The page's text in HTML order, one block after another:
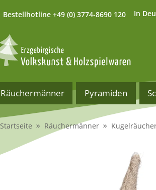
Bestellhotline +49 (0) 3774-8690 120 In
Räuchermänner Pyramiden
Startseite Räuchermänner